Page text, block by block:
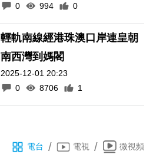
0
994 0
輕軌南線經港珠澳口岸連皇朝
南西灣到媽閣
2025-12-01 20:23
0
8706 1
電台 / 電視 / 微視頻